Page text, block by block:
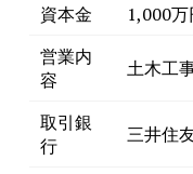
資本金
1,000万
営業内
容
土木工
取引銀
行
三井住